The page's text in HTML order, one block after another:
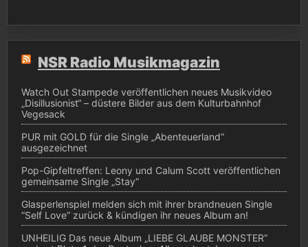
NSR Radio Musikmagazin
Watch Out Stampede veröffentlichen neues Musikvideo
„Disillusionist“ – düstere Bilder aus dem Kulturbahnhof
Vegesack
PUR mit GOLD für die Single „Abenteuerland“
ausgezeichnet
Pop-Gipfeltreffen: Leony und Calum Scott veröffentlichen
gemeinsame Single „Stay“
Glasperlenspiel melden sich mit ihrer brandneuen Single
“Self Love” zurück & kündigen ihr neues Album an!
UNHEILIG Das neue Album „LIEBE GLAUBE MONSTER“